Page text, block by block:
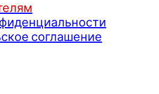
соглашение